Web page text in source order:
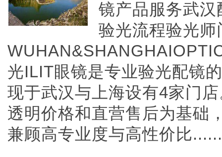
镜产品服务武
验光流程验光
光ILIT眼镜是专业验光配镜
现于武汉与上海设有4家门
透明价格和直营售后为基础
兼顾高专业度与高性价比......